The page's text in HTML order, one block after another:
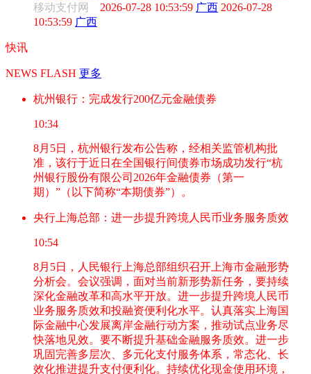
移动支付网 2026-07-28 10:53:59 广西 2026-07-28
10:53:59 广西
快讯
NEWS FLASH 更多
杭州银行：完成发行200亿元金融债券
10:34
8月5日，杭州银行发布公告称，经相关监管机构批
准，该行于近日在全国银行间债券市场成功发行“杭
州银行股份有限公司2026年金融债券（第一
期）”（以下简称“本期债券”）。
央行上海总部：进一步提升跨境人民币业务服务质效
10:54
8月5日，人民银行上海总部组织召开上海市金融形势
分析会。会议强调，面对当前新形势新任务，要持续
深化金融改革和高水平开放。进一步提升跨境人民币
业务服务质效和投融资便利化水平。认真落实上海国
际金融中心发展离岸金融行动方案，推动试点业务尽
快落地见效。要不断提升基础金融服务质效。进一步
巩固完善多层次、多元化支付服务体系，常态化、长
效化推进提升支付便利化。持续优化现金使用环境，